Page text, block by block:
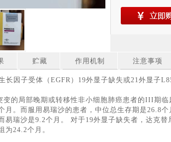
贮藏 作用机制 注意事项
长因子受体（EGFR）19外显子缺失或21外显子
变的局部晚期或转移性非小细胞肺癌患者的III期
月。而服用易瑞沙的患者，中位总生存期是26.8
易瑞沙是9.2个月。 对于19外显子缺失者，达克
为24.2个月。